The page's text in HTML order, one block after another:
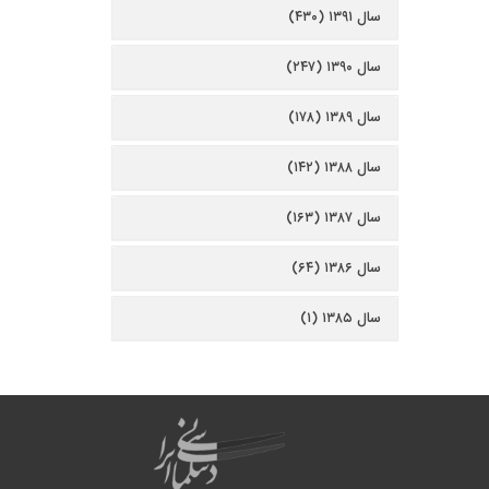
سال ۱۳۹۱ (۴۳۰)
سال ۱۳۹۰ (۲۴۷)
سال ۱۳۸۹ (۱۷۸)
سال ۱۳۸۸ (۱۴۲)
سال ۱۳۸۷ (۱۶۳)
سال ۱۳۸۶ (۶۴)
سال ۱۳۸۵ (۱)